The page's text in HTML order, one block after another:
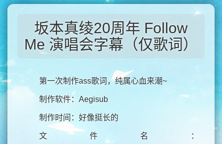
坂本真绫20周年 Follow
Me 演唱会字幕（仅歌词）
第一次制作ass歌词，纯属心血来潮~
制作软件：Aegisub
制作时间：好像挺长的
文件名：